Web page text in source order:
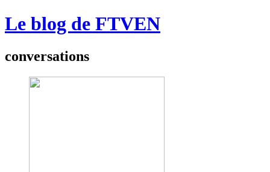
Le blog de FTVEN
conversations